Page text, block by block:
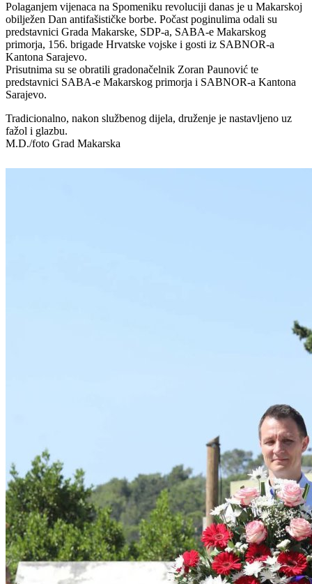
Polaganjem vijenaca na Spomeniku revoluciji danas je u Makarskoj
obilježen Dan antifašističke borbe. Počast poginulima odali su
predstavnici Grada Makarske, SDP-a, SABA-e Makarskog
primorja, 156. brigade Hrvatske vojske i gosti iz SABNOR-a
Kantona Sarajevo.
Prisutnima su se obratili gradonačelnik Zoran Paunović te
predstavnici SABA-e Makarskog primorja i SABNOR-a Kantona
Sarajevo.
Tradicionalno, nakon službenog dijela, druženje je nastavljeno uz
fažol i glazbu.
M.D./foto Grad Makarska